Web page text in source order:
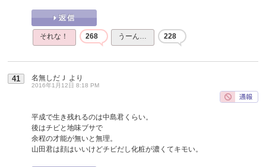
それな！ 268 うーん… 228
41 名無しだＪ より
2016年1月12日 8:18 PM
平成で生き残れるのは中島君くらい。
後はチビと地味ブサで
余程の才能が無いと無理。
山田君は顔はいいけどチビだし化粧が濃くてキモい。